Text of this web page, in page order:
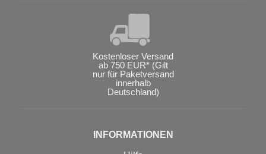
Kostenloser Versand
ab 750 EUR* (Gilt
nur für Paketversand
innerhalb
Deutschland)
INFORMATIONEN